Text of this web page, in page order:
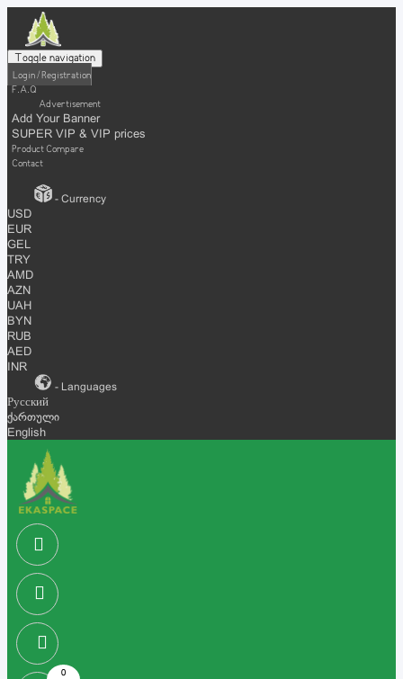
Toggle navigation
Login / Registration
F.A.Q
Advertisement
Add Your Banner
SUPER VIP & VIP prices
Product Compare
Contact
- Currency
USD
EUR
GEL
TRY
AMD
AZN
UAH
BYN
RUB
AED
INR
- Languages
Русский
ქართული
English
0